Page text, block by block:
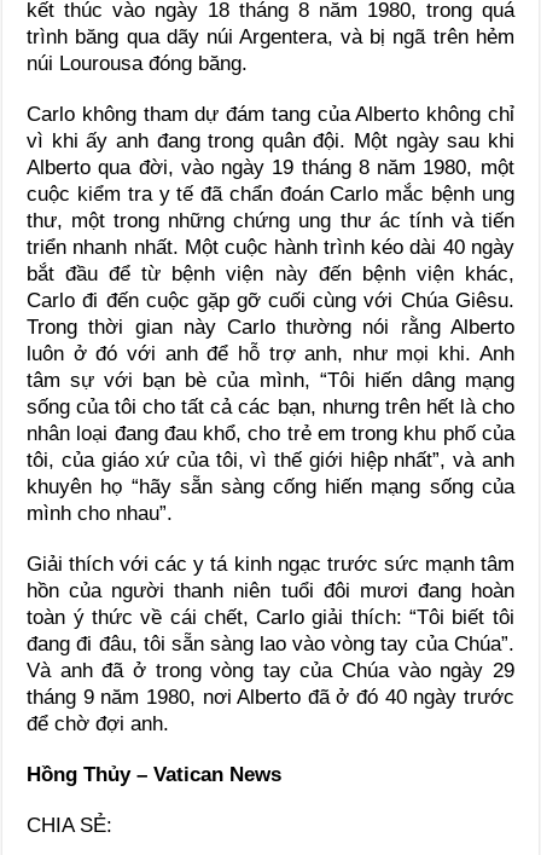
kết thúc vào ngày 18 tháng 8 năm 1980, trong quá
trình băng qua dãy núi Argentera, và bị ngã trên hẻm
núi Lourousa đóng băng.
Carlo không tham dự đám tang của Alberto không chỉ
vì khi ấy anh đang trong quân đội. Một ngày sau khi
Alberto qua đời, vào ngày 19 tháng 8 năm 1980, một
cuộc kiểm tra y tế đã chẩn đoán Carlo mắc bệnh ung
thư, một trong những chứng ung thư ác tính và tiến
triển nhanh nhất. Một cuộc hành trình kéo dài 40 ngày
bắt đầu để từ bệnh viện này đến bệnh viện khác,
Carlo đi đến cuộc gặp gỡ cuối cùng với Chúa Giêsu.
Trong thời gian này Carlo thường nói rằng Alberto
luôn ở đó với anh để hỗ trợ anh, như mọi khi. Anh
tâm sự với bạn bè của mình, “Tôi hiến dâng mạng
sống của tôi cho tất cả các bạn, nhưng trên hết là cho
nhân loại đang đau khổ, cho trẻ em trong khu phố của
tôi, của giáo xứ của tôi, vì thế giới hiệp nhất”, và anh
khuyên họ “hãy sẵn sàng cống hiến mạng sống của
mình cho nhau”.
Giải thích với các y tá kinh ngạc trước sức mạnh tâm
hồn của người thanh niên tuổi đôi mươi đang hoàn
toàn ý thức về cái chết, Carlo giải thích: “Tôi biết tôi
đang đi đâu, tôi sẵn sàng lao vào vòng tay của Chúa”.
Và anh đã ở trong vòng tay của Chúa vào ngày 29
tháng 9 năm 1980, nơi Alberto đã ở đó 40 ngày trước
để chờ đợi anh.
Hồng Thủy – Vatican News
CHIA SẺ: